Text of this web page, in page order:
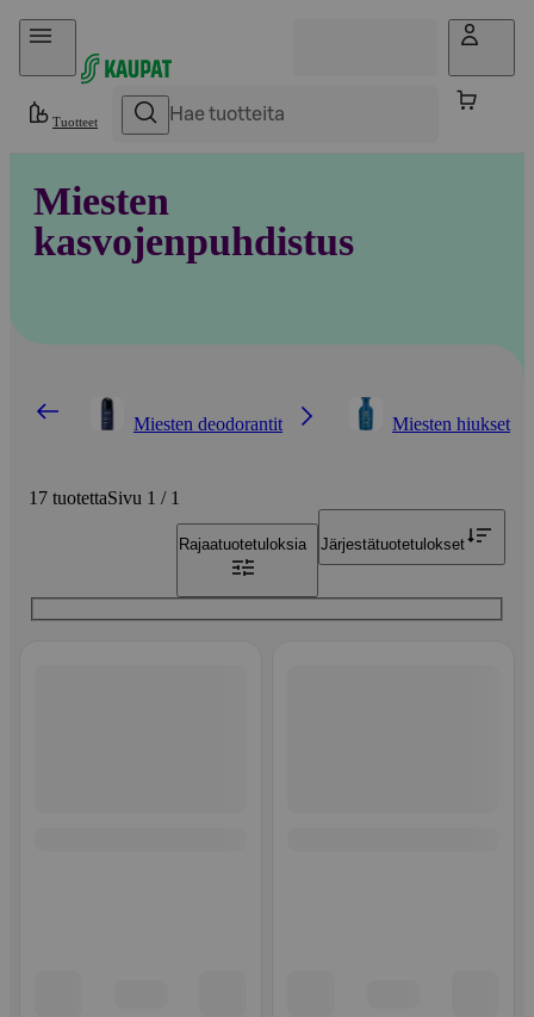
Hyppää sisältöön
Tuotteet
Miesten
kasvojenpuhdistus
Miesten deodorantit Miesten hiukset
17 tuotettaSivu 1 / 1
Rajaatuotetuloksia Järjestätuotetulokset